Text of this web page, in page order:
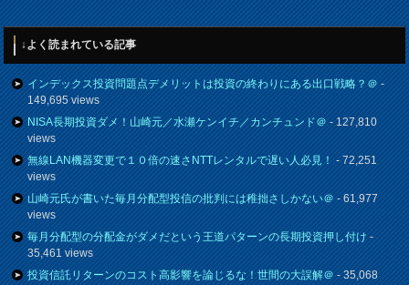
↓よく読まれている記事
インデックス投資問題点デメリットは投資の終わりにある出口戦略？＠-
149,695 views
NISA長期投資ダメ！山崎元／水瀬ケンイチ／カンチュンド＠- 127,810
views
無線LAN機器変更で１０倍の速さNTTレンタルで遅い人必見！- 72,251
views
山崎元氏が書いた毎月分配型投信の批判には稚拙さしかない＠- 61,977
views
毎月分配型の分配金がダメだという王道パターンの長期投資押し付け-
35,461 views
投資信託リターンのコスト高影響を論じるな！世間の大誤解＠- 35,068